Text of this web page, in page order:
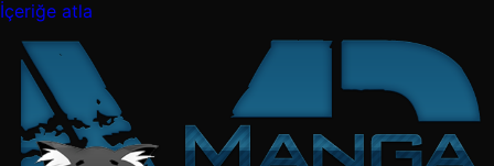
İçeriğe atla